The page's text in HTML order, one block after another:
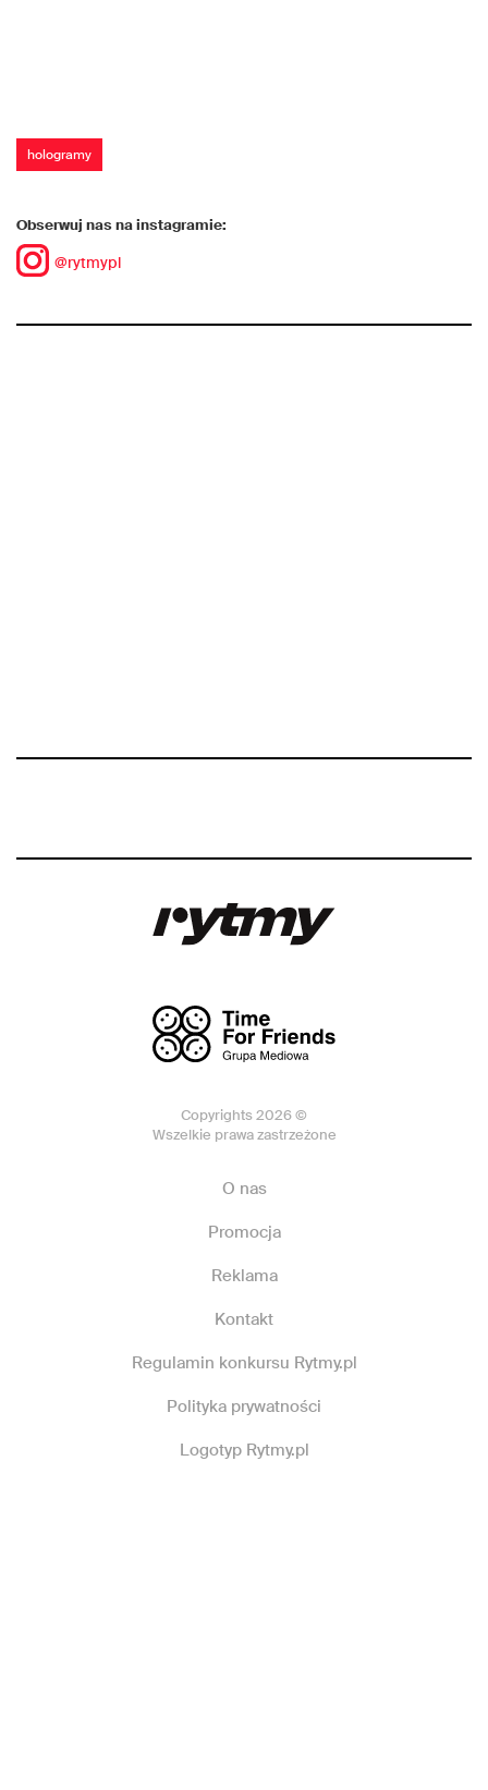
hologramy
Obserwuj nas na instagramie:
@rytmypl
Copyrights 2026 ©
Wszelkie prawa zastrzeżone
O nas
Promocja
Reklama
Kontakt
Regulamin konkursu Rytmy.pl
Polityka prywatności
Logotyp Rytmy.pl